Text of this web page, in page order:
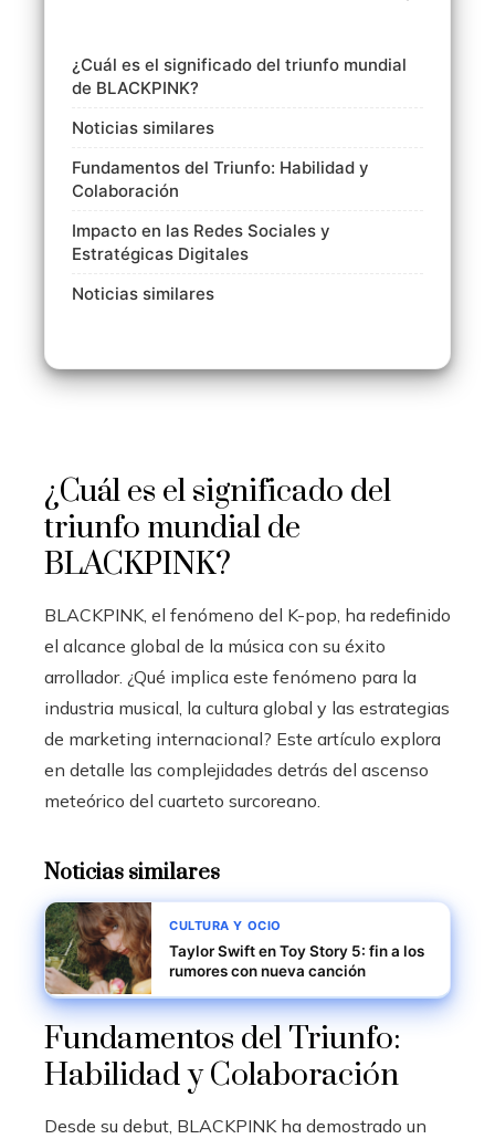
¿Cuál es el significado del triunfo mundial
de BLACKPINK?
Noticias similares
Fundamentos del Triunfo: Habilidad y
Colaboración
Impacto en las Redes Sociales y
Estratégicas Digitales
Noticias similares
¿Cuál es el significado del
triunfo mundial de
BLACKPINK?
BLACKPINK, el fenómeno del K-pop, ha redefinido
el alcance global de la música con su éxito
arrollador. ¿Qué implica este fenómeno para la
industria musical, la cultura global y las estrategias
de marketing internacional? Este artículo explora
en detalle las complejidades detrás del ascenso
meteórico del cuarteto surcoreano.
Noticias similares
CULTURA Y OCIO
Taylor Swift en Toy Story 5: fin a los
rumores con nueva canción
Fundamentos del Triunfo:
Habilidad y Colaboración
Desde su debut, BLACKPINK ha demostrado un